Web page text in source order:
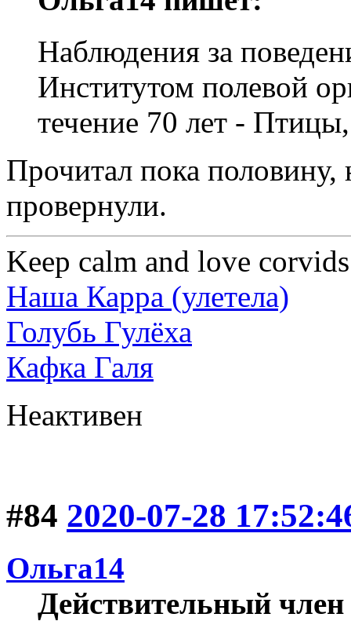
Наблюдения за
Институтом полевой
течение 70 лет -
Прочитал пока
провернули.
Keep calm and love corvids
Наша Карра (улетела)
Голубь Гулёха
Кафка Галя
Неактивен
#84 2020-07-28
Ольга14
Действительный член